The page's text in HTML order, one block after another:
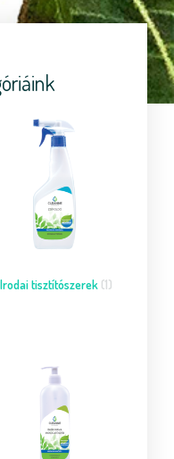
Irodai tisztítószerek (1)